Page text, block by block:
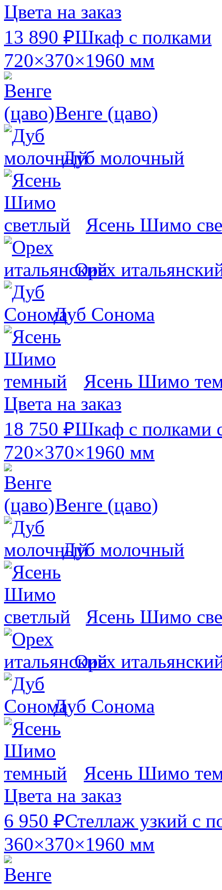
Цвета на заказ
13 890 ₽Шкаф с полками
720×370×1960 мм
Венге (цаво)
Дуб молочный
Ясень Шимо
Орех
Дуб Сонома
Ясень Шимо
Цвета на заказ
18 750 ₽Шкаф с полками
720×370×1960 мм
Венге (цаво)
Дуб молочный
Ясень Шимо
Орех
Дуб Сонома
Ясень Шимо
Цвета на заказ
6 950 ₽Стеллаж узкий с
360×370×1960 мм